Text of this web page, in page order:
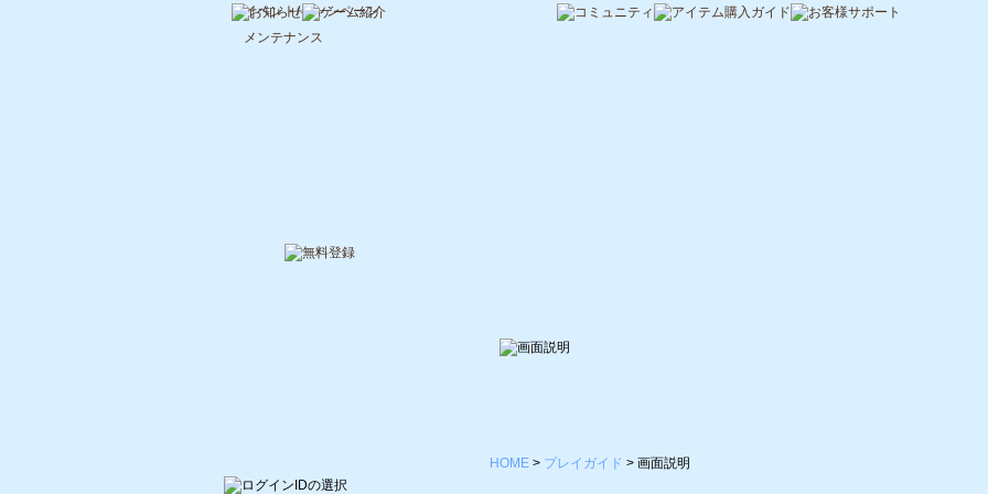
イベント/キャンペーン
メンテナンス
HOME > プレイガイド > 画面説明